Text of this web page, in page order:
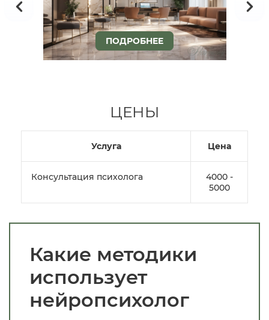
ПОДРОБНЕЕ
ЦЕНЫ
Услуга Цена
Консультация психолога
4000 -
5000
Какие методики
использует
нейропсихолог